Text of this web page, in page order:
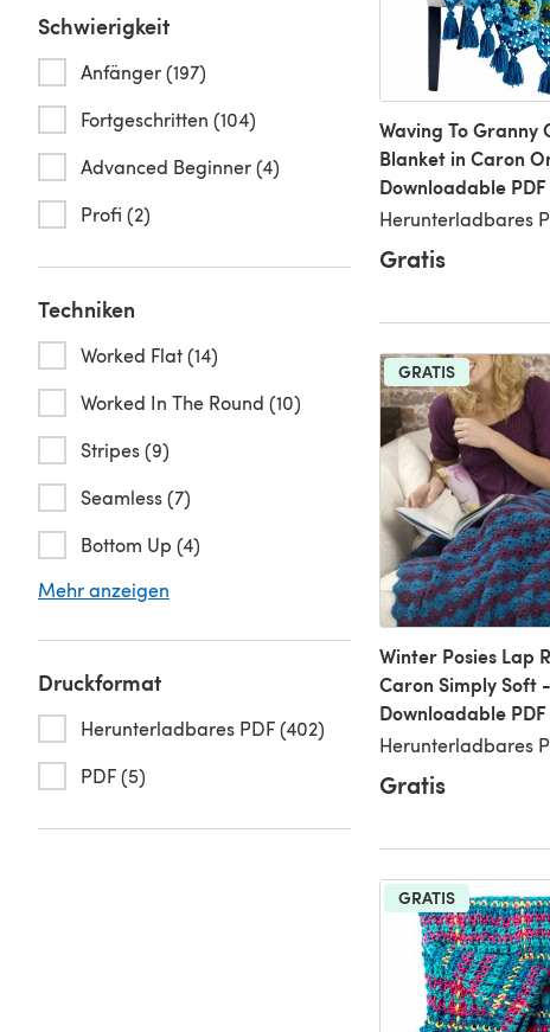
Schwierigkeit
Anfänger (197)
Fortgeschritten (104)
Advanced Beginner (4)
Profi (2)
Techniken
Worked Flat (14)
Worked In The Round (10)
Stripes (9)
Seamless (7)
Bottom Up (4)
Mehr anzeigen
Druckformat
Herunterladbares PDF (402)
PDF (5)
Waving To Granny
Blanket in Caron
Downloadable PDF
Herunterladbares
Gratis
GRATIS
Winter Posies Lap
Caron Simply Soft -
Downloadable PDF
Herunterladbares
Gratis
GRATIS